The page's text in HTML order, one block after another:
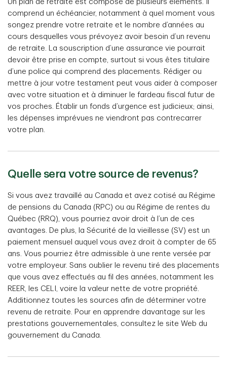
Un plan de retraite est composé de plusieurs éléments. Il
comprend un échéancier, notamment à quel moment vous
songez prendre votre retraite et le nombre d’années au
cours desquelles vous prévoyez avoir besoin d’un revenu
de retraite. La souscription d’une assurance vie pourrait
devoir être prise en compte, surtout si vous êtes titulaire
d’une police qui comprend des placements. Rédiger ou
mettre à jour votre testament peut vous aider à composer
avec votre situation et à diminuer le fardeau fiscal futur de
vos proches. Établir un fonds d’urgence est judicieux; ainsi,
les dépenses imprévues ne viendront pas contrecarrer
votre plan.
Quelle sera votre source de revenus?
Si vous avez travaillé au Canada et avez cotisé au Régime
de pensions du Canada (RPC) ou au Régime de rentes du
Québec (RRQ), vous pourriez avoir droit à l’un de ces
avantages. De plus, la Sécurité de la vieillesse (SV) est un
paiement mensuel auquel vous avez droit à compter de 65
ans. Vous pourriez être admissible à une rente versée par
votre employeur. Sans oublier le revenu tiré des placements
que vous avez effectués au fil des années, notamment les
REER, les CELI, voire la valeur nette de votre propriété.
Additionnez toutes les sources afin de déterminer votre
revenu de retraite. Pour en apprendre davantage sur les
prestations gouvernementales, consultez le site Web du
gouvernement du Canada.